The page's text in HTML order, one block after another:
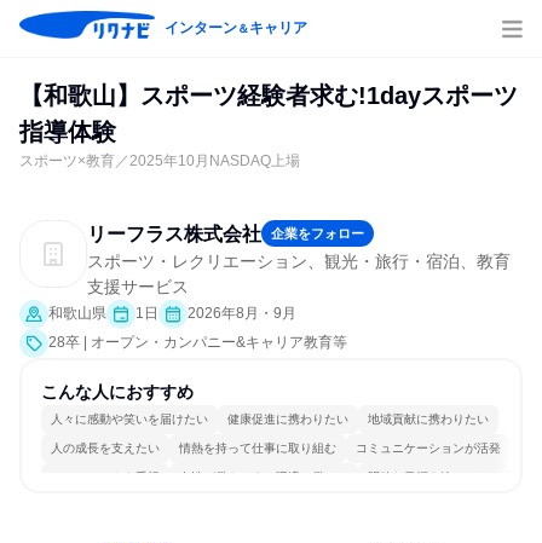
インターン＆キャリア
【和歌山】スポーツ経験者求む!1dayスポーツ
指導体験
スポーツ×教育／2025年10月NASDAQ上場
リーフラス株式会社 企業をフォロー
スポーツ・レクリエーション、観光・旅行・宿泊、教育
支援サービス
和歌山県 1日
2026年8月・9月
28卒 | オープン・カンパニー&キャリア教育等
こんな人におすすめ
人々に感動や笑いを届けたい 健康促進に携わりたい 地域貢献に携わりたい
人の成長を支えたい 情熱を持って仕事に取り組む コミュニケーションが活発
チームワークを重視 女性が働きやすい環境で働ける 明確な目標を追いかける